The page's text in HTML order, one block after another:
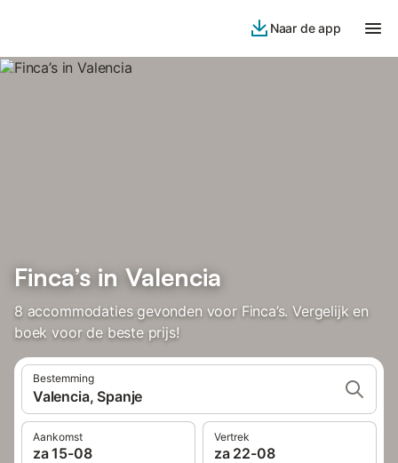
Naar de app
Finca’s in Valencia
8 accommodaties gevonden voor Finca’s. Vergelijk en
boek voor de beste prijs!
Bestemming
Valencia, Spanje
Aankomst
za 15-08
Vertrek
za 22-08